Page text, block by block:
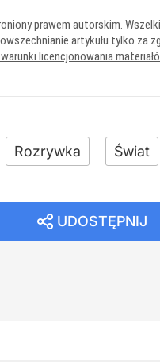
prawem autorskim.
artykułu tylko za
licencjonowania
Rozrywka Świat
UDOSTĘPNIJ